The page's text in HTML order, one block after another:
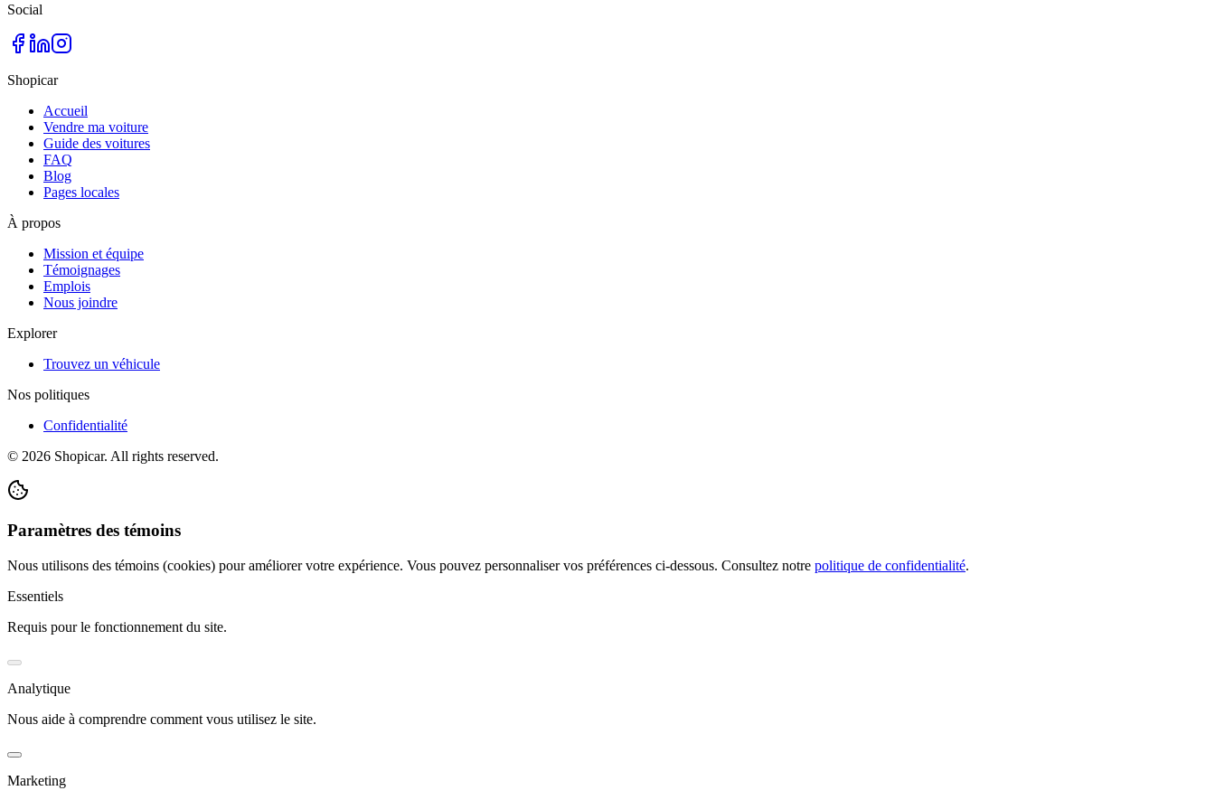
Social
Shopicar
Accueil
Vendre ma voiture
Guide des voitures
FAQ
Blog
Pages locales
À propos
Mission et équipe
Témoignages
Emplois
Nous joindre
Explorer
Trouvez un véhicule
Nos politiques
Confidentialité
© 2026 Shopicar. All rights reserved.
Paramètres des témoins
Nous utilisons des témoins (cookies) pour améliorer votre expérience. Vous pouvez personnaliser vos préférences ci-dessous. Consultez notre politique de confidentialité.
Essentiels
Requis pour le fonctionnement du site.
Analytique
Nous aide à comprendre comment vous utilisez le site.
Marketing